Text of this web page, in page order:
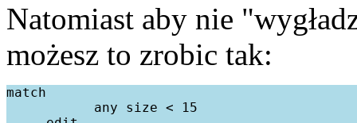
Natomiast aby nie
możesz to zrobic tak:
match
           any size < 15